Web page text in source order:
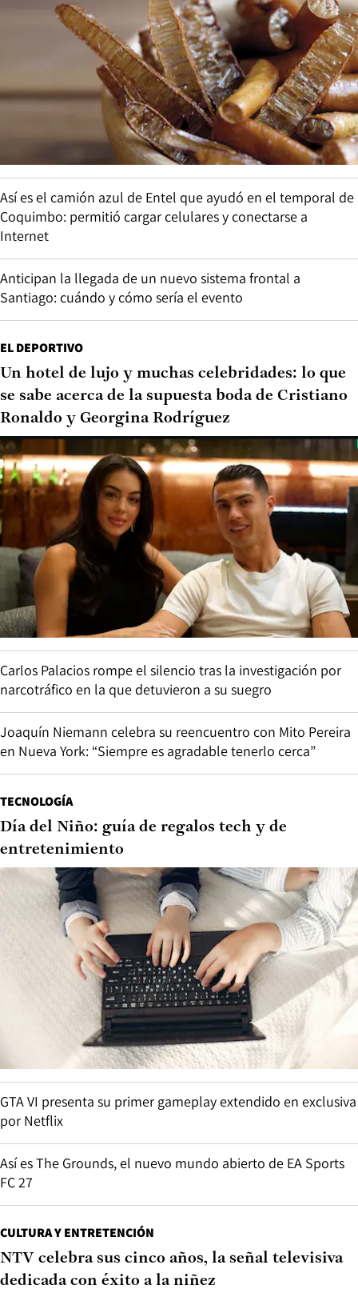
Así es el camión azul de Entel que ayudó en el temporal de
Coquimbo: permitió cargar celulares y conectarse a
Internet
Anticipan la llegada de un nuevo sistema frontal a
Santiago: cuándo y cómo sería el evento
EL DEPORTIVO
Un hotel de lujo y muchas celebridades: lo que
se sabe acerca de la supuesta boda de Cristiano
Ronaldo y Georgina Rodríguez
Carlos Palacios rompe el silencio tras la investigación por
narcotráfico en la que detuvieron a su suegro
Joaquín Niemann celebra su reencuentro con Mito Pereira
en Nueva York: “Siempre es agradable tenerlo cerca”
TECNOLOGÍA
Día del Niño: guía de regalos tech y de
entretenimiento
GTA VI presenta su primer gameplay extendido en exclusiva
por Netflix
Así es The Grounds, el nuevo mundo abierto de EA Sports
FC 27
CULTURA Y ENTRETENCIÓN
NTV celebra sus cinco años, la señal televisiva
dedicada con éxito a la niñez